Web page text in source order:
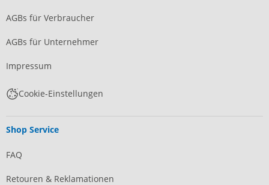
AGBs für Verbraucher
AGBs für Unternehmer
Impressum
Cookie-Einstellungen
Shop Service
FAQ
Retouren & Reklamationen